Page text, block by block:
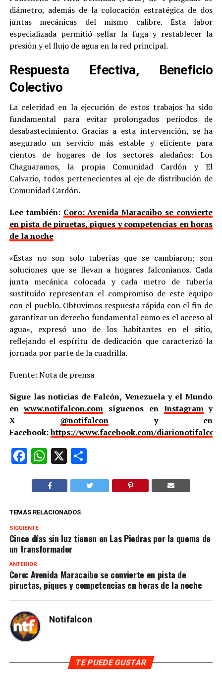
diámetro, además de la colocación estratégica de dos
juntas mecánicas del mismo calibre. Esta labor
especializada permitió sellar la fuga y restablecer la
presión y el flujo de agua en la red principal.
Respuesta Efectiva, Beneficio
Colectivo
La celeridad en la ejecución de estos trabajos ha sido
fundamental para evitar prolongados periodos de
desabastecimiento. Gracias a esta intervención, se ha
asegurado un servicio más estable y eficiente para
cientos de hogares de los sectores aledaños: Los
Chaguaramos, la propia Comunidad Cardón y El
Calvario, todos pertenecientes al eje de distribución de
Comunidad Cardón.
Lee también: Coro: Avenida Maracaibo se convierte
en pista de piruetas, piques y competencias en horas
de la noche
«Estas no son solo tuberías que se cambiaron; son
soluciones que se llevan a hogares falconianos. Cada
junta mecánica colocada y cada metro de tubería
sustituido representan el compromiso de este equipo
con el pueblo. Obtuvimos respuesta rápida con el fin de
garantizar un derecho fundamental como es el acceso al
agua», expresó uno de los habitantes en el sitio,
reflejando el espíritu de dedicación que caracterizó la
jornada por parte de la cuadrilla.
Fuente: Nota de prensa
Sigue las noticias de Falcón, Venezuela y el Mundo
enwww.notifalcon.com síguenos en Instagramy
X @notifalcon y en
Facebook:https://www.facebook.com/
Facebook
WhatsApp
X Compartir
TEMAS RELACIONADOS
SIGUIENTE
Cinco días sin luz tienen en Las Piedras por la quema de
un transformador
ANTERIOR
Coro: Avenida Maracaibo se convierte en pista de
piruetas, piques y competencias en horas de la noche
Notifalcon
TE PUEDE GUSTAR